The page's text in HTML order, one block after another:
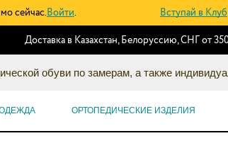
сейчас.Войти. Вступай в Клуб
Доставка в Казахстан, Белоруссию, СНГ от
обуви по замерам, а также
ОРТОПЕДИЧЕСКИЕ ИЗДЕЛИЯ